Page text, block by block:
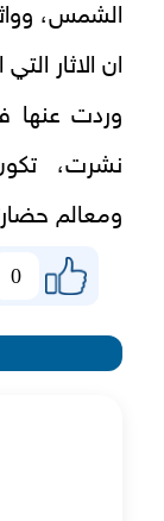
الشمس،
ان الاثار
وردت عنها
نشرت،
ومعالم
0